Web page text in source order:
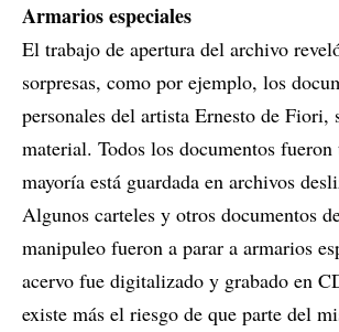
Armarios especiales
El trabajo de apertura del archivo
sorpresas, como por ejemplo, los
personales del artista Ernesto de Fiori,
material. Todos los documentos
mayoría está guardada en archivos
Algunos carteles y otros documentos
manipuleo fueron a parar a armarios
acervo fue digitalizado y grabado en
existe más el riesgo de que parte del